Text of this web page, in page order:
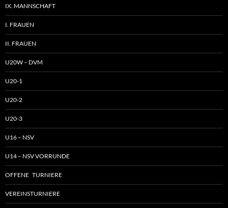
IX. MANNSCHAFT
I. FRAUEN
II. FRAUEN
U20W – DVM
U20-1
U20-2
U20-3
U16 – NSV
U14 – NSV VORRUNDE
OFFENE TURNIERE
VEREINSTURNIERE